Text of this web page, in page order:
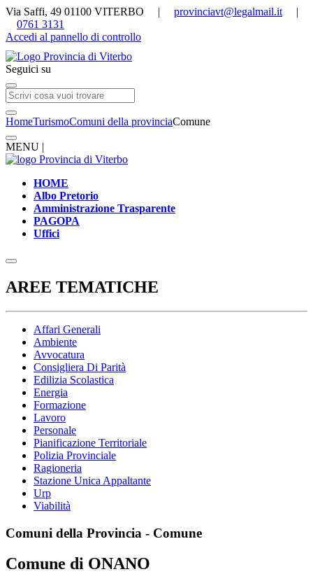
Via Saffi, 49 01100 VITERBO | provinciavt@legalmail.it |
0761 3131
Accedi al pannello di controllo
Seguici su
HomeTurismoComuni della provinciaComune
MENU |
HOME
Albo Pretorio
Amministrazione Trasparente
PAGOPA
Uffici
AREE TEMATICHE
Affari Generali
Ambiente
Avvocatura
Consigliera Di Parità
Edilizia Scolastica
Energia
Formazione
Lavoro
Personale
Pianificazione Territoriale
Polizia Provinciale
Ragioneria
Stazione Unica Appaltante
Urp
Viabilità
Comuni della Provincia - Comune
Comune di ONANO